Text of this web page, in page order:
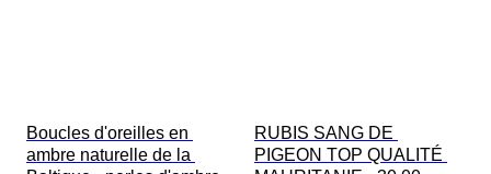
Boucles d'oreilles en
ambre naturelle de la
RUBIS SANG DE
PIGEON TOP QUALITÉ